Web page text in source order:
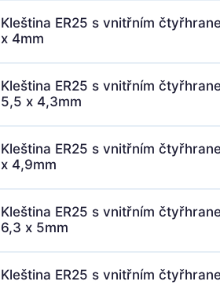
Kleština ER25 s vnitřním
x 4mm
Kleština ER25 s vnitřním
5,5 x 4,3mm
Kleština ER25 s vnitřním
x 4,9mm
Kleština ER25 s vnitřním
6,3 x 5mm
Kleština ER25 s vnitřním